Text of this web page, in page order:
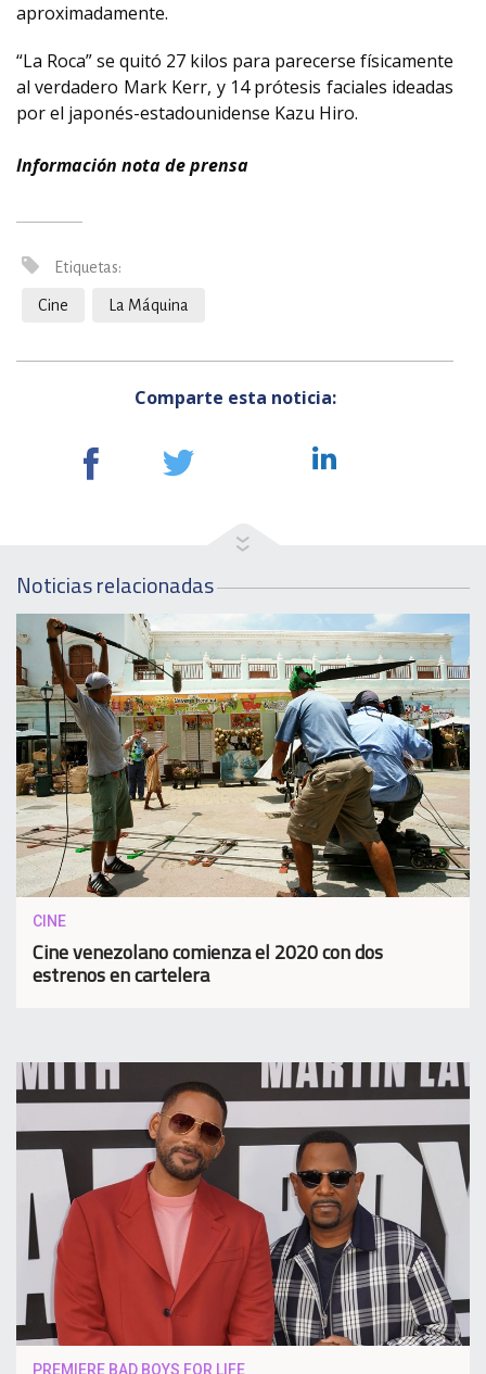
aproximadamente.
“La Roca” se quitó 27 kilos para parecerse físicamente
al verdadero Mark Kerr, y 14 prótesis faciales ideadas
por el japonés-estadounidense Kazu Hiro.
Información nota de prensa
Etiquetas:
Cine La Máquina
Comparte esta noticia:
Noticias relacionadas
CINE
Cine venezolano comienza el 2020 con dos
estrenos en cartelera
PREMIERE BAD BOYS FOR LIFE